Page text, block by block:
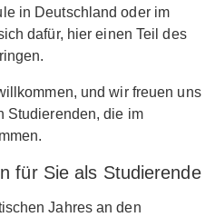
in Deutschland oder im
dafür, hier einen Teil des
und wir freuen uns
Studierenden, die im
für Sie als Studierende
Jahres an den